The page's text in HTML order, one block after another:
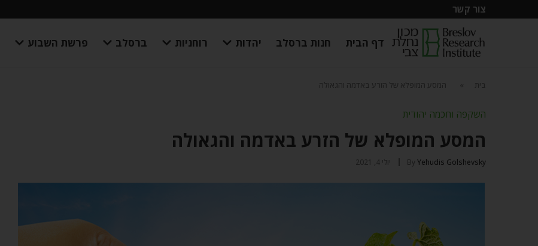
צור קשר
דף הבית חנות ברסלב יהדות רוחניות ברסלב פרשת השבוע
בית המסע המופלא של הזרע באדמה והגאולה
השקפה וחכמה יהודית
המסע המופלא של הזרע באדמה והגאולה
By Yehudis Golshevsky יולי 4, 2021